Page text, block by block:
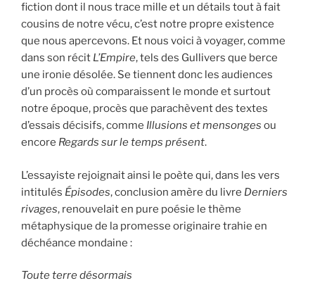
fiction dont il nous trace mille et un détails tout à fait
cousins de notre vécu, c’est notre propre existence
que nous apercevons. Et nous voici à voyager, comme
dans son récit L’Empire, tels des Gullivers que berce
une ironie désolée. Se tiennent donc les audiences
d’un procès où comparaissent le monde et surtout
notre époque, procès que parachèvent des textes
d’essais décisifs, comme Illusions et mensonges ou
encore Regards sur le temps présent.
L’essayiste rejoignait ainsi le poète qui, dans les vers
intitulés Épisodes, conclusion amère du livre Derniers
rivages, renouvelait en pure poésie le thème
métaphysique de la promesse originaire trahie en
déchéance mondaine :
Toute terre désormais